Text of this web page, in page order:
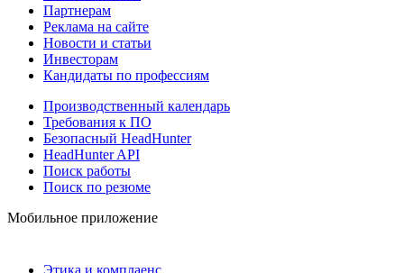
Партнерам
Реклама на сайте
Новости и статьи
Инвесторам
Кандидаты по профессиям
Производственный календарь
Требования к ПО
Безопасный HeadHunter
HeadHunter API
Поиск работы
Поиск по резюме
Мобильное приложение
Этика и комплаенс